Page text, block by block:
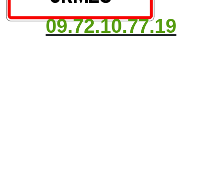
09.72.10.77.19